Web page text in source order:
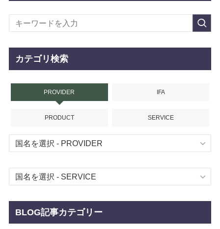
カテゴリ検索
PROVIDER IFA
PRODUCT SERVICE
BLOG記事カテゴリー